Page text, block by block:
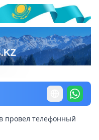
провел телефонный